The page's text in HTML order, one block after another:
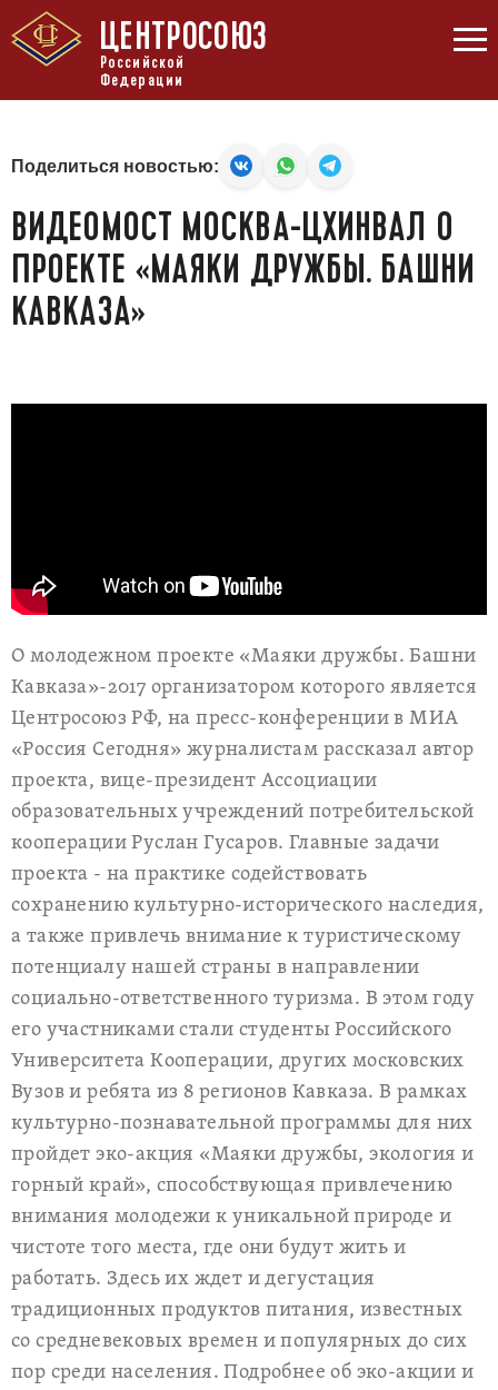
ЦЕНТРОСОЮЗ
Российской
Федерации
Поделиться новостью:
ВИДЕОМОСТ МОСКВА-ЦХИНВАЛ О
ПРОЕКТЕ «МАЯКИ ДРУЖБЫ. БАШНИ
КАВКАЗА»
О молодежном проекте «Маяки дружбы. Башни
Кавказа»-2017 организатором которого является
Центросоюз РФ, на пресс-конференции в МИА
«Россия Сегодня» журналистам рассказал автор
проекта, вице-президент Ассоциации
образовательных учреждений потребительской
кооперации Руслан Гусаров. Главные задачи
проекта - на практике содействовать
сохранению культурно-исторического наследия,
а также привлечь внимание к туристическому
потенциалу нашей страны в направлении
социально-ответственного туризма. В этом году
его участниками стали студенты Российского
Университета Кооперации, других московских
Вузов и ребята из 8 регионов Кавказа.В рамках
культурно-познавательной программы для них
пройдет эко-акция «Маяки дружбы, экология и
горный край», способствующая привлечению
внимания молодежи к уникальной природе и
чистоте того места, где они будут жить и
работать. Здесь их ждет и дегустация
традиционных продуктов питания, известных
со средневековых времен и популярных до сих
пор среди населения. Подробнее об эко-акции и